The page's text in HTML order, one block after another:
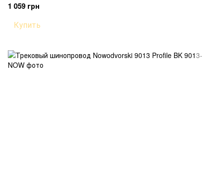
1 059 грн
Купить